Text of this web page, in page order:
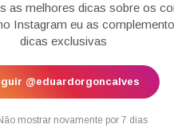
as melhores dicas sobre os
Instagram eu as
dicas exclusivas
@eduardorgoncalves
mostrar novamente por 7 dias
CONCURSO
CONCURSOS
CONCURSOS
CPC2015
CPI
CRONOGRAMA
CTB
CURSO